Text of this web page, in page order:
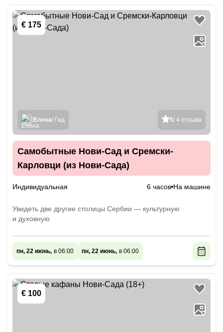
€ 175
5/ 4 отзыва
Елена/ Гид
Самобытные Нови-Сад и Сремски-
Карловци (из Нови-Сада)
Индивидуальная 6 часов На машине
Увидеть две другие столицы Сербии — культурную
и духовную
пн, 22 июнь, в 06:00 пн, 22 июнь, в 06:00
€ 100